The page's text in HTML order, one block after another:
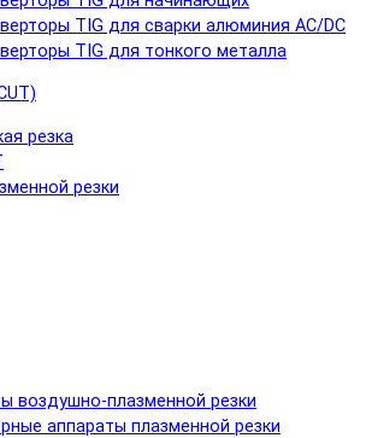
TIG для сварки алюминия AC/DC
TIG для тонкого металла
резка
резки
воздушно-плазменной резки
аппараты плазменной резки